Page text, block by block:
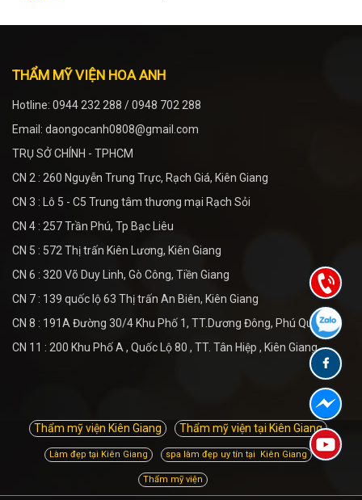
THẨM MỸ VIỆN HOA ANH
Hotline: 0944 232 288 / 0948 702 288
Email: daongocanh0808@gmail.com
TRỤ SỞ CHÍNH - TPHCM
CN 2 : 260 Nguyễn Trung Trực, Rạch Giá, Kiên Giang
CN 3 : Lô 5 - C5 Trung tâm thương mại Rạch Sỏi
CN 4 : 257 Trần Phú, Tp Bạc Liêu
CN 5 : 572 Thị trấn Kiên Lương, Kiên Giang
CN 6 : 320 Võ Duy Linh, Gò Công, Tiền Giang
CN 7 : 139 quốc lộ 63 Thị trấn An Biên, Kiên Giang
CN 8 : 191A Đường 30/4 Khu Phố 1, TT.Dương Đông, Phú Quốc
CN 11 : 200 Khu Phố A , Quốc Lộ 80 , TT. Tân Hiệp , Kiên Giang
Thẩm mỹ viện Kiên Giang Thẩm mỹ viện tại Kiên Giang
Làm đẹp tại Kiên Giang spa làm đẹp uy tín tại Kiên Giang
Thẩm mỹ viện